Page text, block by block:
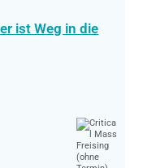
ist Weg in die